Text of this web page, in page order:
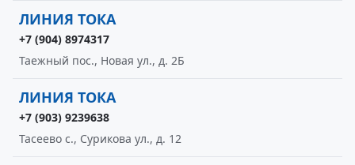
ЛИНИЯ ТОКА
+7 (904) 8974317
Таежный пос., Новая ул., д. 2Б
ЛИНИЯ ТОКА
+7 (903) 9239638
Тасеево с., Сурикова ул., д. 12